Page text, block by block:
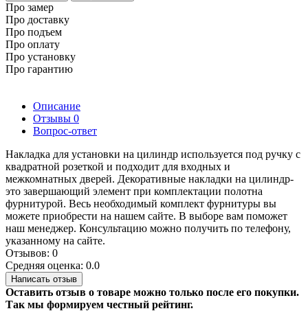
Про замер
Про доставку
Про подъем
Про оплату
Про установку
Про гарантию
Описание
Отзывы 0
Вопрос-ответ
Накладка для установки на цилиндр используется под ручку с
квадратной розеткой и подходит для входных и
межкомнатных дверей. Декоративные накладки на цилиндр-
это завершающий элемент при комплектации полотна
фурнитурой. Весь необходимый комплект фурнитуры вы
можете приобрести на нашем сайте. В выборе вам поможет
наш менеджер. Консультацию можно получить по телефону,
указанному на сайте.
Отзывов: 0
Средняя оценка: 0.0
Написать отзыв
Оставить отзыв о товаре можно только после его покупки.
Так мы формируем честный рейтинг.